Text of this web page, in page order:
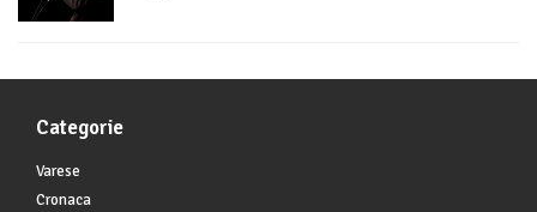
Categorie
Varese
Cronaca